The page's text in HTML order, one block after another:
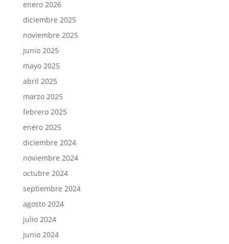
enero 2026
diciembre 2025
noviembre 2025
junio 2025
mayo 2025
abril 2025
marzo 2025
febrero 2025
enero 2025
diciembre 2024
noviembre 2024
octubre 2024
septiembre 2024
agosto 2024
julio 2024
junio 2024